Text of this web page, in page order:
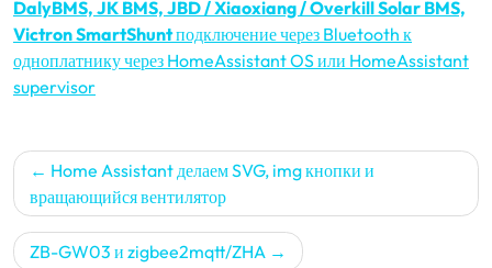
DalyBMS, JK BMS, JBD / Xiaoxiang / Overkill Solar BMS,
Victron SmartShuntподключение через Bluetooth к
одноплатнику через HomeAssistant OS или HomeAssistant
supervisor
Навигация
по
записям
Home Assistant делаем SVG, img кнопки и
вращающийся вентилятор
ZB-GW03 и zigbee2mqtt/ZHA